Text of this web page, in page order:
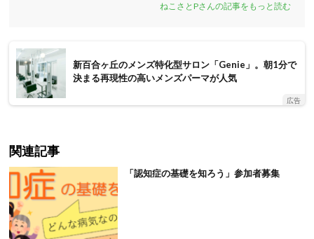
ねこさとPさんの記事をもっと読む
新百合ヶ丘のメンズ特化型サロン「Genie」。朝1分で
決まる再現性の高いメンズパーマが人気
広告
関連記事
「認知症の基礎を知ろう」参加者募集